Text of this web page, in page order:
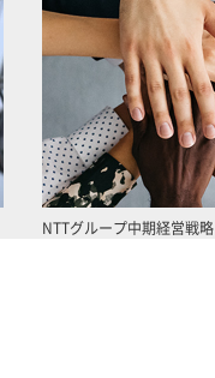
NTTグループ中期経営戦略